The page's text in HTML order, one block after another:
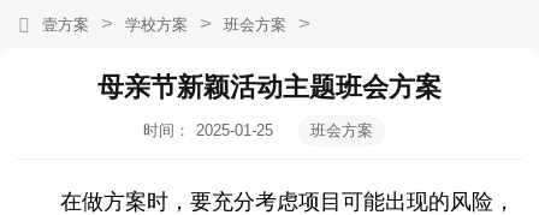
壹方案 > 学校方案 > 班会方案 >
母亲节新颖活动主题班会方案
时间：
2025-01-25
班会方案
在做方案时，要充分考虑项目可能出现的风险，